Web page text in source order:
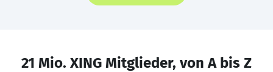
21 Mio. XING Mitglieder, von A bis Z